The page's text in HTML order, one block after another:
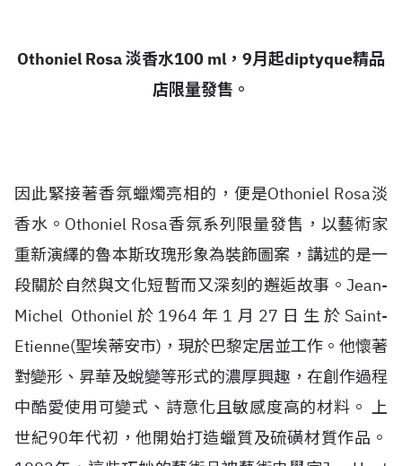
Othoniel Rosa 淡香水100 ml，9月起diptyque精品
店限量發售。
因此緊接著香氛蠟燭亮相的，便是Othoniel Rosa淡
香水。Othoniel Rosa香氛系列限量發售，以藝術家
重新演繹的魯本斯玫瑰形象為裝飾圖案，講述的是一
段關於自然與文化短暫而又深刻的邂逅故事。Jean-
Michel Othoniel於1964年1月27日生於Saint-
Etienne(聖埃蒂安市)，現於巴黎定居並工作。他懷著
對變形、昇華及蛻變等形式的濃厚興趣，在創作過程
中酷愛使用可變式、詩意化且敏感度高的材料。 上
世紀90年代初，他開始打造蠟質及硫磺材質作品。